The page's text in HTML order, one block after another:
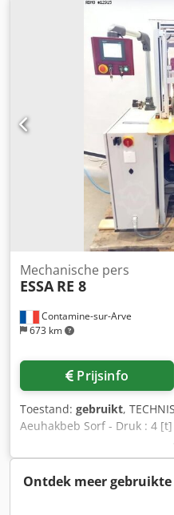
Contamine-sur-Arve
673 km
Mechanische pers
ESSA RE 8
Prijsinfo
Toestand: gebruikt,
Aeuhakbeb Sorf - Druk : 4
staanders : 2 - Vaste tafel :
210 [mm] - Persframe :
[mm] - Aantal slagen : van
schuiven : 40 [mm] - Vaste
voor gereedschap : 148
Ontdek meer